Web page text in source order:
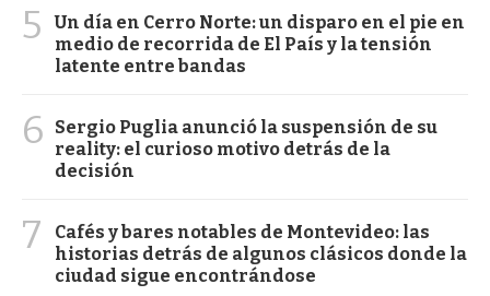
5
Un día en Cerro Norte: un disparo en el pie en
medio de recorrida de El País y la tensión
latente entre bandas
6
Sergio Puglia anunció la suspensión de su
reality: el curioso motivo detrás de la
decisión
7
Cafés y bares notables de Montevideo: las
historias detrás de algunos clásicos donde la
ciudad sigue encontrándose